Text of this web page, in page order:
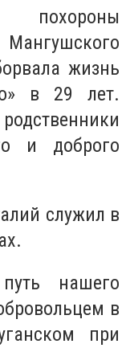
жизнь
в 29 лет.
и доброго
служил в
нашего
в
при